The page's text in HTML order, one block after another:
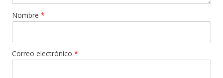
Nombre *
Correo electrónico *